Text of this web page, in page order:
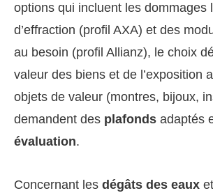
options qui incluent les dommages
d’effraction (profil AXA) et des
au besoin (profil Allianz), le choix
valeur des biens et de l’exposition
objets de valeur (montres, bijoux,
demandent des plafonds adaptés
évaluation.
Concernant les dégâts des eaux